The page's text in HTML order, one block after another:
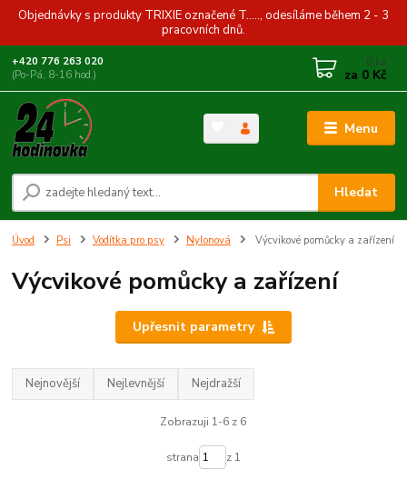
Objednávky s produkty TRIXIE označené T....., odesíláme během 2 - 3
pracovních dnů.
Menu
Hledat
+420 776 263 020
(Po-Pá, 8-16 hod.)
0 ks
za 0 Kč
Úvod Psi Vodítka pro psy Nylonová Výcvikové pomůcky a zařízení
Výcvikové pomůcky a zařízení
Upřesnit parametry
Nejnovější Nejlevnější Nejdražší
Zobrazuji 1-6 z 6
strana z 1